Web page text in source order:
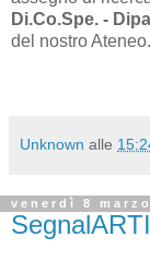
Di.Co.Spe. -
del nostro Ateneo.
Unknown alle
venerdì 8
SegnalARTI